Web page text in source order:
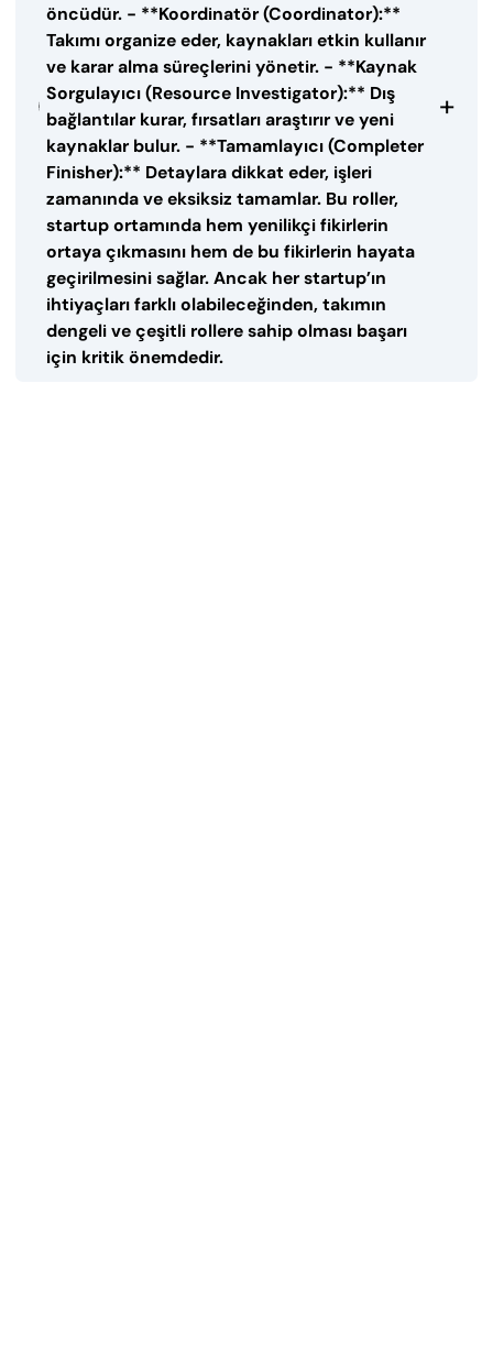
öncüdür. - **Koordinatör (Coordinator):**
Takımı organize eder, kaynakları etkin kullanır
ve karar alma süreçlerini yönetir. - **Kaynak
Sorgulayıcı (Resource Investigator):** Dış
bağlantılar kurar, fırsatları araştırır ve yeni
kaynaklar bulur. - **Tamamlayıcı (Completer
Finisher):** Detaylara dikkat eder, işleri
zamanında ve eksiksiz tamamlar. Bu roller,
startup ortamında hem yenilikçi fikirlerin
ortaya çıkmasını hem de bu fikirlerin hayata
geçirilmesini sağlar. Ancak her startup’ın
ihtiyaçları farklı olabileceğinden, takımın
dengeli ve çeşitli rollere sahip olması başarı
için kritik önemdedir.
+